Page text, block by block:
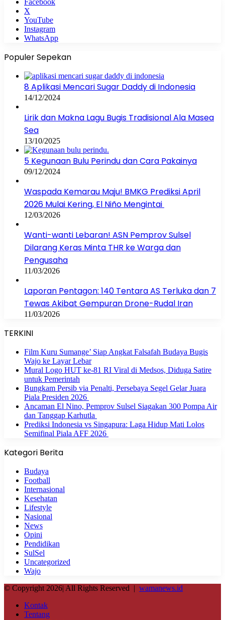
X
YouTube
Instagram
WhatsApp
Populer Sepekan
8 Aplikasi Mencari Sugar Daddy di Indonesia
14/12/2024
Lirik dan Makna Lagu Bugis Tradisional Ala Masea
Sea
13/10/2025
5 Kegunaan Bulu Perindu dan Cara Pakainya
09/12/2024
Waspada Kemarau Maju! BMKG Prediksi April
2026 Mulai Kering, El Niño Mengintai
12/03/2026
Wanti-wanti Lebaran! ASN Pemprov Sulsel
Dilarang Keras Minta THR ke Warga dan
Pengusaha
11/03/2026
Laporan Pentagon: 140 Tentara AS Terluka dan 7
Tewas Akibat Gempuran Drone-Rudal Iran
11/03/2026
TERKINI
Film Kuru Sumange’ Siap Angkat Falsafah Budaya Bugis
Wajo ke Layar Lebar
Mural Logo HUT ke-81 RI Viral di Medsos, Diduga Satire
untuk Pemerintah
Bungkam Persib via Penalti, Persebaya Segel Gelar Juara
Piala Presiden 2026
Ancaman El Nino, Pemprov Sulsel Siagakan 300 Pompa Air
dan Tanggap Karhutla
Prediksi Indonesia vs Singapura: Laga Hidup Mati Lolos
Semifinal Piala AFF 2026
Kategori Berita
Budaya
Football
Internasional
Kesehatan
Lifestyle
Nasional
News
Opini
Pendidikan
SulSel
Uncategorized
Wajo
© Copyright 2026| All Rights Reserved | wamanews.id
Kontak
Tentang